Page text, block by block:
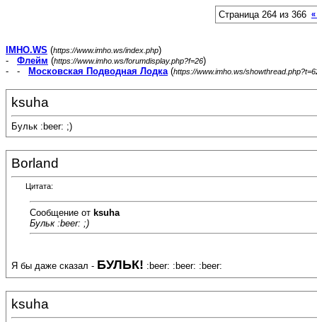
Страница 264 из 366 «
IMHO.WS (https://www.imho.ws/index.php)
- Флейм (https://www.imho.ws/forumdisplay.php?f=26)
- -
Московская Подводная Лодка(https://www.imho.ws/
ksuha
Бульк :beer: ;)
Borland
Цитата:
Сообщение от ksuha
Бульк :beer: ;)
Я бы даже сказал - БУЛЬК! :beer: :beer: :beer:
ksuha